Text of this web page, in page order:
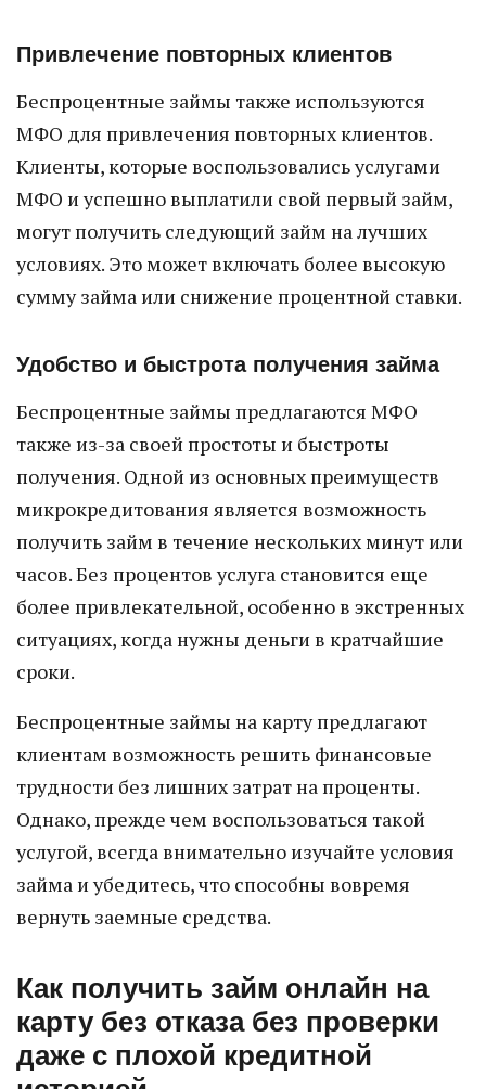
Привлечение повторных клиентов
Беспроцентные займы также используются
МФО для привлечения повторных клиентов.
Клиенты, которые воспользовались услугами
МФО и успешно выплатили свой первый займ,
могут получить следующий займ на лучших
условиях. Это может включать более высокую
сумму займа или снижение процентной ставки.
Удобство и быстрота получения займа
Беспроцентные займы предлагаются МФО
также из-за своей простоты и быстроты
получения. Одной из основных преимуществ
микрокредитования является возможность
получить займ в течение нескольких минут или
часов. Без процентов услуга становится еще
более привлекательной, особенно в экстренных
ситуациях, когда нужны деньги в кратчайшие
сроки.
Беспроцентные займы на карту предлагают
клиентам возможность решить финансовые
трудности без лишних затрат на проценты.
Однако, прежде чем воспользоваться такой
услугой, всегда внимательно изучайте условия
займа и убедитесь, что способны вовремя
вернуть заемные средства.
Как получить займ онлайн на
карту без отказа без проверки
даже с плохой кредитной